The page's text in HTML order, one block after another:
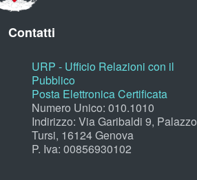
Contatti
URP - Ufficio Relazioni con il
Pubblico
Posta Elettronica Certificata
Numero Unico: 010.1010
Indirizzo: Via Garibaldi 9, Palazzo
Tursi, 16124 Genova
P. Iva: 00856930102